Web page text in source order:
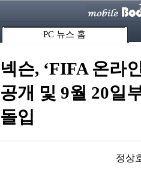
PC 뉴스 홈
넥슨, ‘FIFA 온라
공개 및 9월 20일
돌입
정상